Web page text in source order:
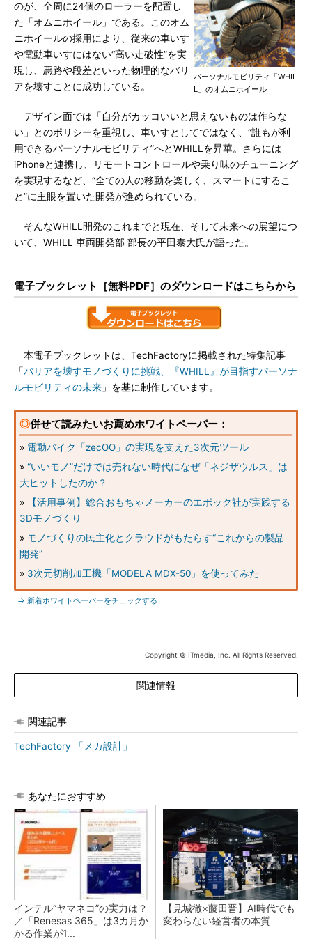
パーソナルモビリティ「WHIL
L」のオムニホイール
のが、全周に24個のローラーを配置し
た「オムニホイール」である。このオム
ニホイールの採用により、従来の車いす
や電動車いすにはない“高い走破性”を実
現し、悪路や段差といった物理的なバリ
アを壊すことに成功している。
デザイン面では「自分がカッコいいと思えないものは作らな
い」とのポリシーを重視し、車いすとしてではなく、“誰もが利
用できるパーソナルモビリティ”へとWHILLを昇華。さらには
iPhoneと連携し、リモートコントロールや乗り味のチューニング
を実現するなど、“全ての人の移動を楽しく、スマートにするこ
と”に主眼を置いた開発が進められている。
そんなWHILL開発のこれまでと現在、そして未来への展望につ
いて、WHILL 車両開発部 部長の平田泰大氏が語った。
電子ブックレット［無料PDF］のダウンロードはこちらから
本電子ブックレットは、TechFactoryに掲載された特集記事
「バリアを壊すモノづくりに挑戦、『WHILL』が目指すパーソナ
ルモビリティの未来 」を基に制作しています。
◎併せて読みたいお薦めホワイトペーパー：
» 電動バイク「zecOO」の実現を支えた3次元ツール
» “いいモノ”だけでは売れない時代になぜ「ネジザウルス」は
大ヒットしたのか？
»
【活用事例】総合おもちゃメーカーのエポック社が実践する
3Dモノづくり
» モノづくりの民主化とクラウドがもたらす“これからの製品
開発”
» 3次元切削加工機「MODELA MDX-50」を使ってみた
⇒ 新着ホワイトペーパーをチェックする
Copyright © ITmedia, Inc. All Rights Reserved.
関連情報
関連記事
TechFactory 「メカ設計」
あなたにおすすめ
インテル“ヤマネコ”の実力は？
／「Renesas 365」は3カ月か
かる作業が1...
【見城徹×藤田晋】AI時代でも
変わらない経営者の本質